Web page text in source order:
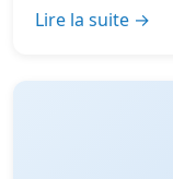
Lire la suite →